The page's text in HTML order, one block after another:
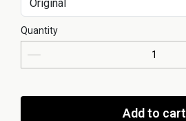
Quantity
Add to cart